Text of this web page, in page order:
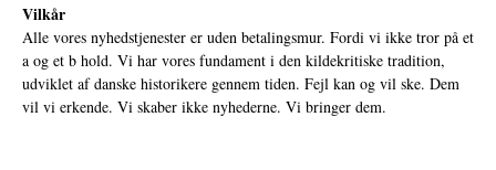
Vilkår
Alle vores nyhedstjenester er uden betalingsmur. Fordi vi ikke tror på et
a og et b hold. Vi har vores fundament i den kildekritiske tradition,
udviklet af danske historikere gennem tiden. Fejl kan og vil ske. Dem
vil vi erkende. Vi skaber ikke nyhederne. Vi bringer dem.